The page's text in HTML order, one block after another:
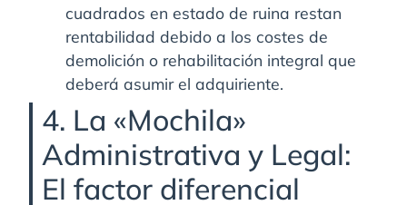
cuadrados en estado de ruina restan
rentabilidad debido a los costes de
demolición o rehabilitación integral que
deberá asumir el adquiriente.
4. La «Mochila»
Administrativa y Legal:
El factor diferencial